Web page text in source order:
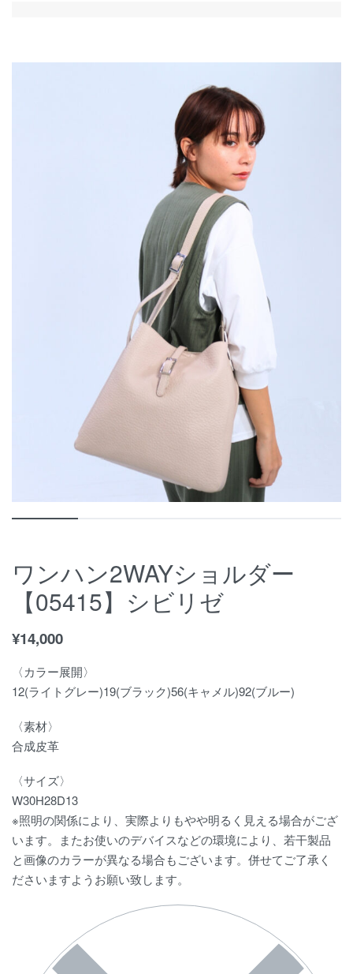
ワンハン2WAYショルダー
【05415】シビリゼ
¥14,000
〈カラー展開〉
12(ライトグレー)19(ブラック)56(キャメル)92(ブルー)
〈素材〉
合成皮革
〈サイズ〉
W30H28D13
※照明の関係により、実際よりもやや明るく見える場合がござ
います。またお使いのデバイスなどの環境により、若干製品
と画像のカラーが異なる場合もございます。併せてご了承く
ださいますようお願い致します。